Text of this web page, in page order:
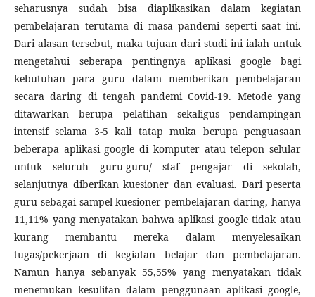
seharusnya sudah bisa diaplikasikan dalam kegiatan
pembelajaran terutama di masa pandemi seperti saat ini.
Dari alasan tersebut, maka tujuan dari studi ini ialah untuk
mengetahui seberapa pentingnya aplikasi google bagi
kebutuhan para guru dalam memberikan pembelajaran
secara daring di tengah pandemi Covid-19. Metode yang
ditawarkan berupa pelatihan sekaligus pendampingan
intensif selama 3-5 kali tatap muka berupa penguasaan
beberapa aplikasi google di komputer atau telepon selular
untuk seluruh guru-guru/ staf pengajar di sekolah,
selanjutnya diberikan kuesioner dan evaluasi. Dari peserta
guru sebagai sampel kuesioner pembelajaran daring, hanya
11,11% yang menyatakan bahwa aplikasi google tidak atau
kurang membantu mereka dalam menyelesaikan
tugas/pekerjaan di kegiatan belajar dan pembelajaran.
Namun hanya sebanyak 55,55% yang menyatakan tidak
menemukan kesulitan dalam penggunaan aplikasi google,